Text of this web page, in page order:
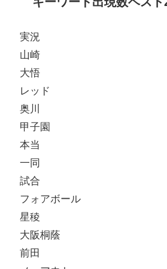
実況
山崎
大悟
レッド
奥川
甲子園
本当
一同
試合
フォアボール
星稜
大阪桐蔭
前田